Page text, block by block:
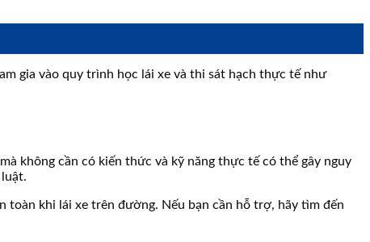
gia vào quy trình học lái xe và thi sát hạch thực tế như
không cần có kiến thức và kỹ năng thực tế có thể gây nguy
toàn khi lái xe trên đường. Nếu bạn cần hỗ trợ, hãy tìm đến